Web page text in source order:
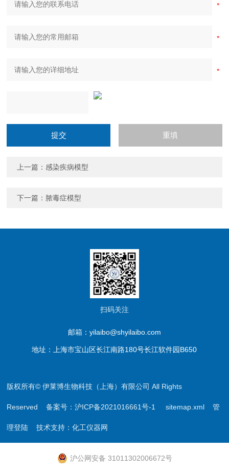
上一篇： 感染疾病模型
下一篇： 脓毒症模型
扫码关注
邮箱：yilaibo@shyilaibo.com
地址：上海市宝山区长江南路180号长江软件园B650
版权所有© 伊莱博生物科技（上海）有限公司 All Rights
Reserved备案号：沪ICP备2021016661号-1 sitemap.xml 管
理登陆 技术支持：化工仪器网
沪公网安备 31011302006672号